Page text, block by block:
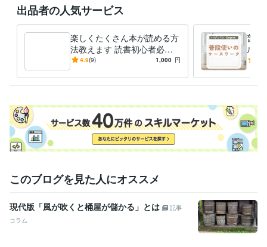
悩み相談・カウンセリング 対人関係
悩み 人生相談
音楽制作・ナレーション AI使って瞬時に音楽作成
出品者の人気サービス
楽しくたくさん本が読める方
法教えます 読書初心者必見❗️
本を読む気が起きない方向け
4.9(9) 1,000 円
普段
ル教
ケー
このブログを見た人にオススメ
現代版「風が吹くと桶屋が儲かる」とは
記事
コラム